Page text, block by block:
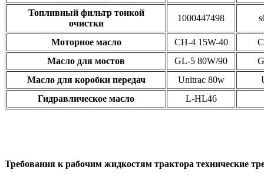
Топливный фильтр тонкой
очистки
1000447498
Моторное масло CH-4 15W-40
Масло для мостов
GL-5 80W/90
Масло для коробки передач
Unitrac 80w
Гидравлическое масло
L-HL46
Требования к рабочим жидкостям трактора технические